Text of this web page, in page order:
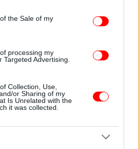
specified purposes in below Google
the Sale of my
processing my
Targeted Advertising.
Collection, Use,
or Sharing of my
Is Unrelated with the
it was collected.